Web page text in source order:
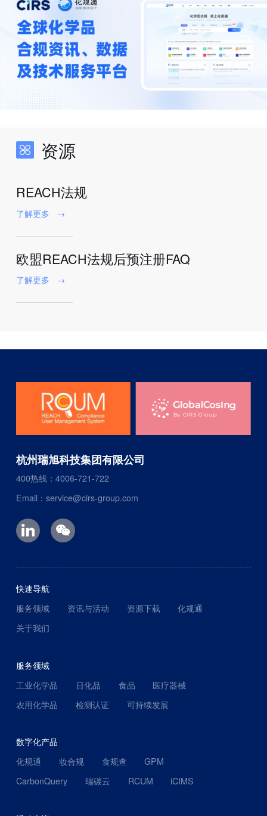
资源
REACH法规
了解更多 →
欧盟REACH法规后预注册FAQ
了解更多 →
杭州瑞旭科技集团有限公司
400热线：4006-721-722
Email：service@cirs-group.com
快速导航
服务领域
资讯与活动 资源下载
化规通
关于我们
服务领域
工业化学品
日化品 食品
医疗器械
农用化学品
检测认证 可持续发展
数字化产品
化规通
妆合规 食规查
GPM
CarbonQuery
瑞碳云 RCUM iCIMS